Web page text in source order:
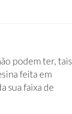
podem ter, tais
feita em
sua faixa de